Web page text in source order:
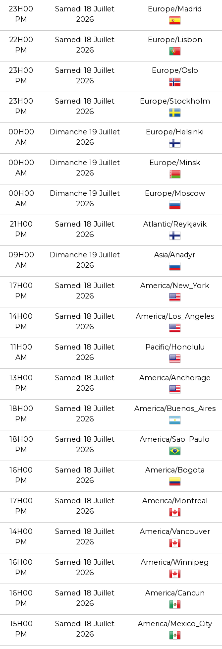
23H00
PM
Samedi 18 Juillet
2026
Europe/Madrid
22H00
PM
Samedi 18 Juillet
2026
Europe/Lisbon
23H00
PM
Samedi 18 Juillet
2026
Europe/Oslo
23H00
PM
Samedi 18 Juillet
2026
Europe/Stockholm
00H00
AM
Dimanche 19 Juillet
2026
Europe/Helsinki
00H00
AM
Dimanche 19 Juillet
2026
Europe/Minsk
00H00
AM
Dimanche 19 Juillet
2026
Europe/Moscow
21H00
PM
Samedi 18 Juillet
2026
Atlantic/Reykjavik
09H00
AM
Dimanche 19 Juillet
2026
Asia/Anadyr
17H00
PM
Samedi 18 Juillet
2026
America/New_York
14H00
PM
Samedi 18 Juillet
2026
America/Los_Angeles
11H00
AM
Samedi 18 Juillet
2026
Pacific/Honolulu
13H00
PM
Samedi 18 Juillet
2026
America/Anchorage
18H00
PM
Samedi 18 Juillet
2026
America/Buenos_Aires
18H00
PM
Samedi 18 Juillet
2026
America/Sao_Paulo
16H00
PM
Samedi 18 Juillet
2026
America/Bogota
17H00
PM
Samedi 18 Juillet
2026
America/Montreal
14H00
PM
Samedi 18 Juillet
2026
America/Vancouver
16H00
PM
Samedi 18 Juillet
2026
America/Winnipeg
16H00
PM
Samedi 18 Juillet
2026
America/Cancun
15H00
PM
Samedi 18 Juillet
2026
America/Mexico_City